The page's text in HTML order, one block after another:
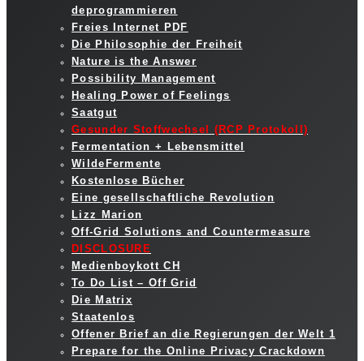
deprogrammieren
Freies Internet PDF
Die Philosophie der Freiheit
Nature is the Answer
Possibility Management
Healing Power of Feelings
Saatgut
Gesunder Stoffwechsel (RCP Protokoll)
Fermentation + Lebensmittel
WildeFermente
Kostenlose Bücher
Eine gesellschaftliche Revolution
Lizz Marion
Off-Grid Solutions and Countermeasure
DISCLOSURE
Medienboykott CH
To Do List – Off Grid
Die Matrix
Staatenlos
Offener Brief an die Regierungen der Welt 1
Prepare for the Online Privacy Crackdown